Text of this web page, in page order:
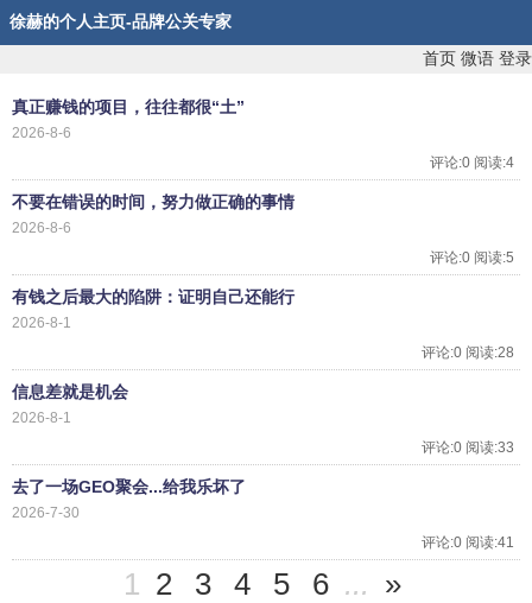
徐赫的个人主页-品牌公关专家
首页 微语 登录
真正赚钱的项目，往往都很“土”
2026-8-6
评论:0 阅读:4
不要在错误的时间，努力做正确的事情
2026-8-6
评论:0 阅读:5
有钱之后最大的陷阱：证明自己还能行
2026-8-1
评论:0 阅读:28
信息差就是机会
2026-8-1
评论:0 阅读:33
去了一场GEO聚会...给我乐坏了
2026-7-30
评论:0 阅读:41
1 2 3 4 5 6 ... »